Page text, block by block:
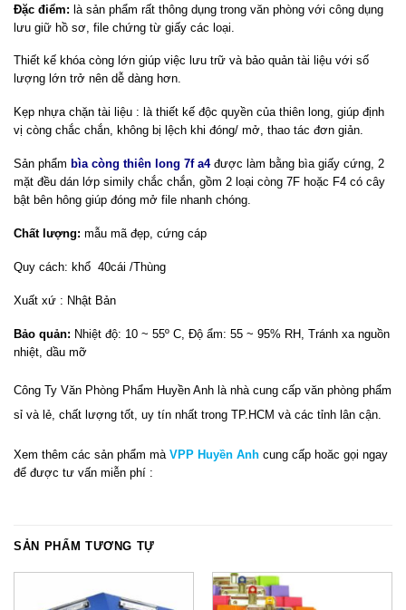
Đặc điểm: là sản phẩm rất thông dụng trong văn phòng với công dụng
lưu giữ hồ sơ, file chứng từ giấy các loại.
Thiết kế khóa còng lớn giúp việc lưu trữ và bảo quản tài liệu với số
lượng lớn trở nên dễ dàng hơn.
Kẹp nhựa chặn tài liệu : là thiết kế độc quyền của thiên long, giúp định
vị còng chắc chắn, không bị lệch khi đóng/ mở, thao tác đơn giản.
Sản phẩm bìa còng thiên long 7f a4được làm bằng bìa giấy cứng, 2
mặt đều dán lớp simily chắc chắn, gồm 2 loại còng 7F hoặc F4 có cây
bật bên hông giúp đóng mở file nhanh chóng.
Chất lượng: mẫu mã đẹp, cứng cáp
Quy cách: khổ 40cái /Thùng
Xuất xứ : Nhật Bản
Bảo quản: Nhiệt độ: 10 ~ 55º C, Độ ẩm: 55 ~ 95% RH, Tránh xa nguồn
nhiệt, dầu mỡ
Công Ty Văn Phòng Phẩm Huyền Anh là nhà cung cấp văn phòng phẩm
sỉ và lẻ, chất lượng tốt, uy tín nhất trong TP.HCM và các tỉnh lân cận.
Xem thêm các sản phẩm mà VPP Huyền Anh cung cấp hoăc gọi ngay
để được tư vấn miễn phí :
SẢN PHẨM TƯƠNG TỰ